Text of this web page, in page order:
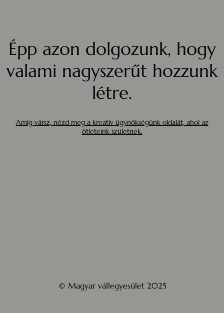
Épp azon dolgozunk, hogy
valami nagyszerűt hozzunk
létre.
Amíg vársz, nézd meg a kreatív ügynökségünk oldalát, ahol az
ötleteink születnek.
© Magyar vállegyesület 2025